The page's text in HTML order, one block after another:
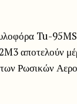
Tu-
αποτελούν
Ρωσικών